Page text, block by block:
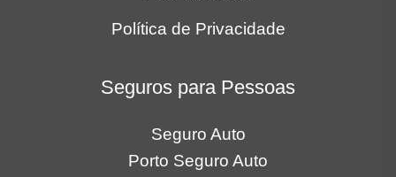
Política de Privacidade
Seguros para Pessoas
Seguro Auto
Porto Seguro Auto